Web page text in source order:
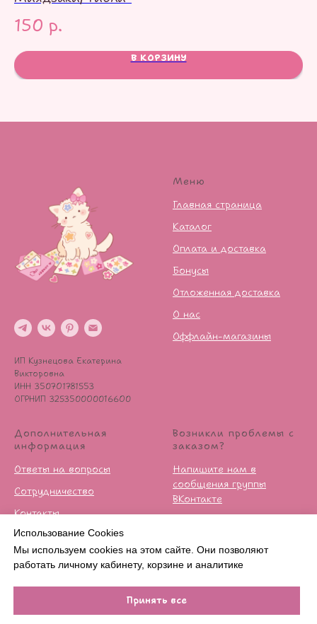
Использование Cookies
Мы используем cookies на этом сайте. Они позволяют
работать личному кабинету, корзине и аналитике
Принять все
150 р.
В КОРЗИНУ
ИП Кузнецова Екатерина
Викторовна
ИНН 350701781553
ОГРНИП 325350000016600
Меню
Главная страница
Каталог
Оплата и доставка
Бонусы
Отложенная доставка
О нас
Оффлайн-магазины
Дополнительная
информация
Ответы на вопросы
Сотрудничество
Контакты
Публичная оферта
Политика
конфиденцильности
Возникли проблемы с
заказом?
Напишите нам в
сообщения группы
ВКонтакте